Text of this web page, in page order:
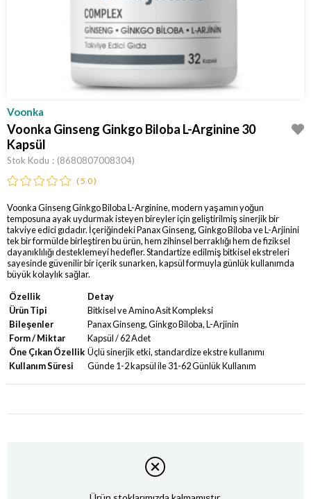
Voonka
Voonka Ginseng Ginkgo Biloba L-Arginine 30
Kapsül
Stok Kodu (8680807008304)
5.0
Voonka Ginseng Ginkgo Biloba L-Arginine, modern yaşamın yoğun
temposuna ayak uydurmak isteyen bireyler için geliştirilmiş sinerjik bir
takviye edici gıdadır. İçeriğindeki Panax Ginseng, Ginkgo Biloba ve L-Arjinini
tek bir formülde birleştiren bu ürün, hem zihinsel berraklığı hem de fiziksel
dayanıklılığı desteklemeyi hedefler. Standartize edilmiş bitkisel ekstreleri
sayesinde güvenilir bir içerik sunarken, kapsül formuyla günlük kullanımda
büyük kolaylık sağlar.
Özellik
Detay
Ürün Tipi
Bitkisel ve Amino Asit Kompleksi
Bileşenler
Panax Ginseng, Ginkgo Biloba, L-Arjinin
Form / Miktar
Kapsül / 62 Adet
Öne Çıkan Özellik Üçlü sinerjik etki, standardize ekstre kullanımı
Kullanım Süresi
Günde 1-2 kapsül ile 31-62 Günlük Kullanım